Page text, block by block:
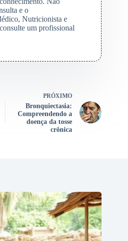
e o
Nutricionista e
um profissional
PRÓXIMO
Bronquiectasia:
Compreendendo a
doença da tosse
crônica